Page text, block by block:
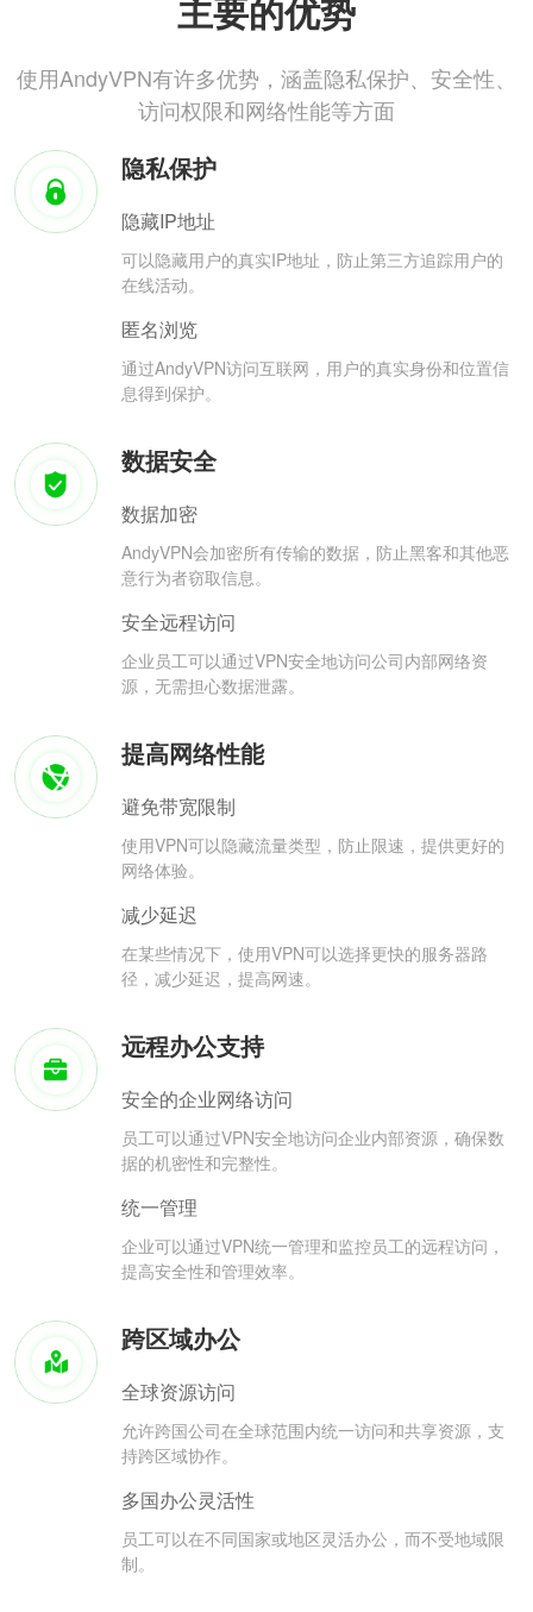
主要的优势
使用AndyVPN有许多优势，涵盖隐私保护、安全性、
访问权限和网络性能等方面
隐私保护
隐藏IP地址
可以隐藏用户的真实IP地址，防止第三方追踪用户的
在线活动。
匿名浏览
通过AndyVPN访问互联网，用户的真实身份和位置信
息得到保护。
数据安全
数据加密
AndyVPN会加密所有传输的数据，防止黑客和其他恶
意行为者窃取信息。
安全远程访问
企业员工可以通过VPN安全地访问公司内部网络资
源，无需担心数据泄露。
提高网络性能
避免带宽限制
使用VPN可以隐藏流量类型，防止限速，提供更好的
网络体验。
减少延迟
在某些情况下，使用VPN可以选择更快的服务器路
径，减少延迟，提高网速。
远程办公支持
安全的企业网络访问
员工可以通过VPN安全地访问企业内部资源，确保数
据的机密性和完整性。
统一管理
企业可以通过VPN统一管理和监控员工的远程访问，
提高安全性和管理效率。
跨区域办公
全球资源访问
允许跨国公司在全球范围内统一访问和共享资源，支
持跨区域协作。
多国办公灵活性
员工可以在不同国家或地区灵活办公，而不受地域限
制。